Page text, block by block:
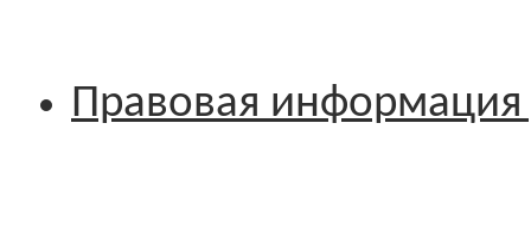
Правовая информация